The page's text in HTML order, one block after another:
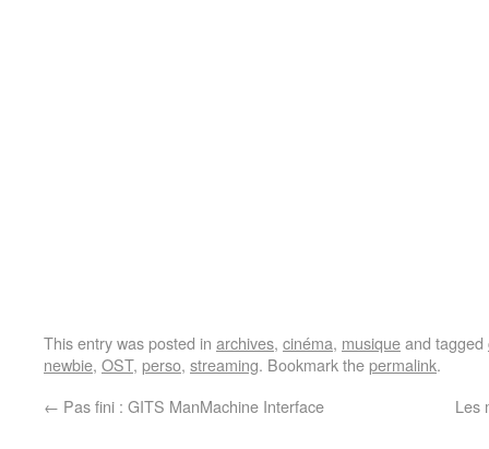
This entry was posted in archives, cinéma, musiqueand tagged
newbie, OST, perso, streaming. Bookmark thepermalink.
← Pas fini : GITS ManMachine Interface Les